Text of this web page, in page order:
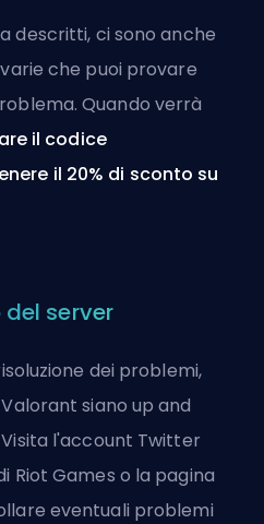
descritti, ci sono anche
che puoi provare
Quando verrà
il codice
il 20% di sconto su
server
dei problemi,
siano up and
l'account Twitter
Riot Games o la pagina
eventuali problemi